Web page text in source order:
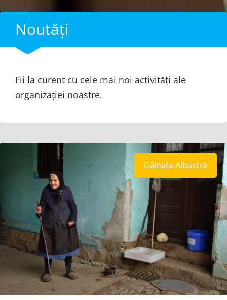
Noutăți
Fii la curent cu cele mai noi activități ale
organizației noastre.
Găleata Albastră